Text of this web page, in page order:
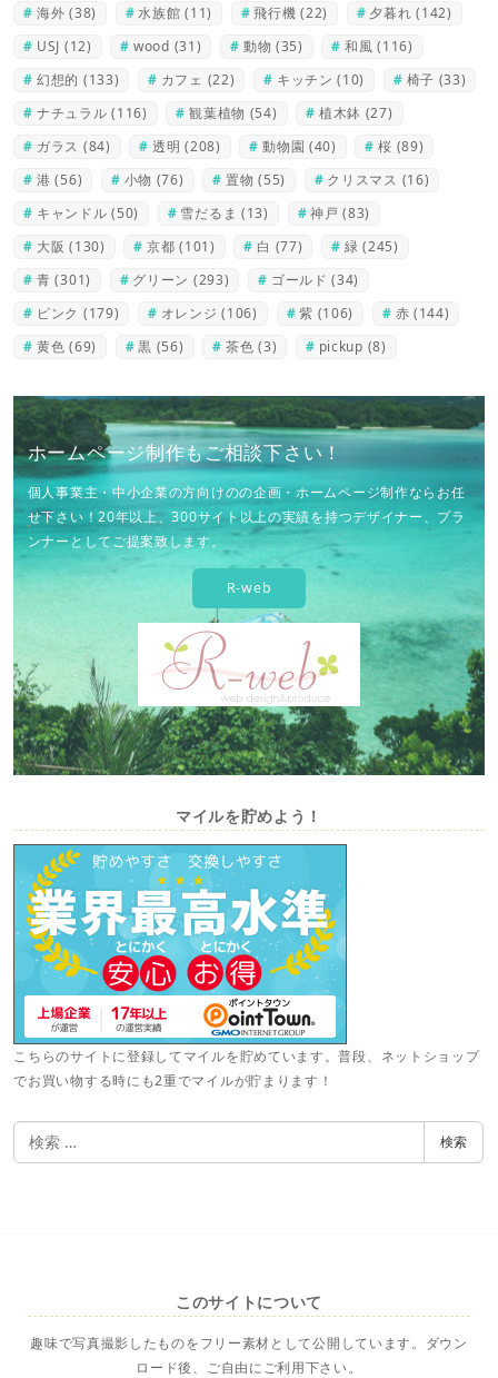
海外 (38) 水族館 (11) 飛行機 (22) 夕暮れ (142)
USJ (12) wood (31) 動物 (35) 和風 (116)
幻想的 (133) カフェ (22) キッチン (10) 椅子 (33)
ナチュラル (116) 観葉植物 (54) 植木鉢 (27)
ガラス (84) 透明 (208) 動物園 (40) 桜 (89)
港 (56) 小物 (76) 置物 (55) クリスマス (16)
キャンドル (50) 雪だるま (13) 神戸 (83)
大阪 (130) 京都 (101) 白 (77) 緑 (245)
青 (301) グリーン (293) ゴールド (34)
ピンク (179) オレンジ (106) 紫 (106) 赤 (144)
黄色 (69) 黒 (56) 茶色 (3) pickup (8)
ホームページ制作もご相談下さい！
個人事業主・中小企業の方向けのの企画・ホームページ制作ならお任
せ下さい！20年以上、300サイト以上の実績を持つデザイナー、プラ
ンナーとしてご提案致します。
R-web
マイルを貯めよう！
こちらのサイトに登録してマイルを貯めています。普段、ネットショップ
でお買い物する時にも2重でマイルが貯まります！
検
索
検索
このサイトについて
趣味で写真撮影したものをフリー素材として公開しています。ダウン
ロード後、ご自由にご利用下さい。